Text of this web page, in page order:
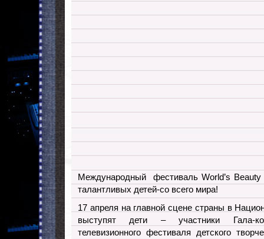
Международный фестиваль World’s Beauty
талантливых детей-со всего мира!
17 апреля на главной сцене страны в
выступят дети – участники Гала-
телевизионного фестиваля детского